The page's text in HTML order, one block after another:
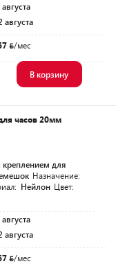
августа
/мес
В корзину
часов 20мм
креплением для
Назначение:
Нейлон Цвет:
августа
/мес